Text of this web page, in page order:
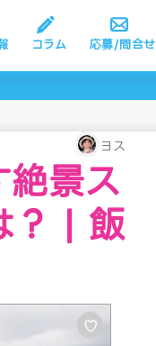
コラム 応募/問合せ
ヨス
絶景ス
？ | 飯
♡